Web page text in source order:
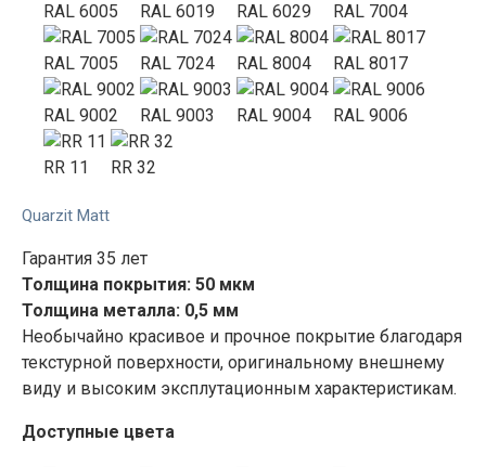
RAL 6005 RAL 6019 RAL 6029 RAL 7004
RAL 7005 RAL 7024 RAL 8004 RAL 8017
RAL 9002 RAL 9003 RAL 9004 RAL 9006
RR 11 RR 32
Quarzit Matt
Гарантия 35 лет
Толщина покрытия: 50 мкм
Толщина металла: 0,5 мм
Необычайно красивое и прочное покрытие благодаря
текстурной поверхности, оригинальному внешнему
виду и высоким эксплутационным характеристикам.
Доступные цвета